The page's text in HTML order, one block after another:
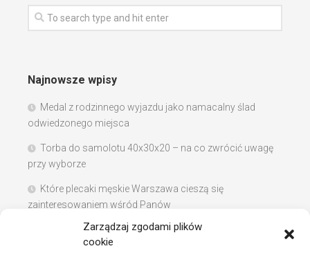
Zarządzaj zgodami plików
cookie
Najnowsze wpisy
Medal z rodzinnego wyjazdu jako namacalny ślad
odwiedzonego miejsca
Torba do samolotu 40x30x20 – na co zwrócić uwagę
przy wyborze
Które plecaki męskie Warszawa cieszą się
zainteresowaniem wśród Panów
Instalacje sanitarne w szpitalach – jak wybrać dobrą